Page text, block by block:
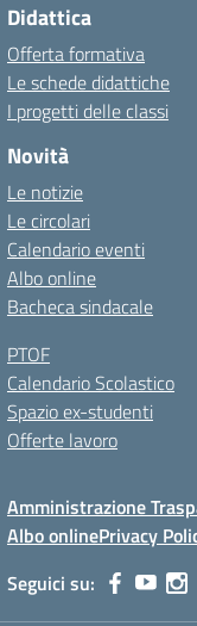
Didattica
Offerta formativa
Le schede didattiche
I progetti delle classi
Novità
Le notizie
Le circolari
Calendario eventi
Albo online
Bacheca sindacale
PTOF
Calendario Scolastico
Spazio ex-studenti
Offerte lavoro
Amministrazione
Albo onlinePrivacy
Seguici su: